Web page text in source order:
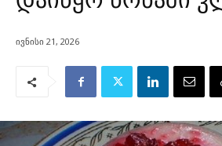
ივნისი 21, 2026